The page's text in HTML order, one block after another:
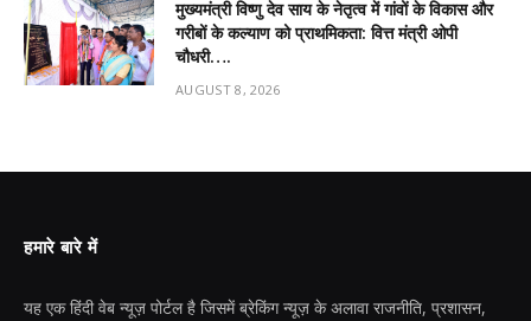
मुख्यमंत्री विष्णु देव साय के नेतृत्व में गांवों के विकास और
गरीबों के कल्याण को प्राथमिकता: वित्त मंत्री ओपी
चौधरी….
AUGUST 8, 2026
हमारे बारे में
यह एक हिंदी वेब न्यूज़ पोर्टल है जिसमें ब्रेकिंग न्यूज़ के अलावा राजनीति, प्रशासन,